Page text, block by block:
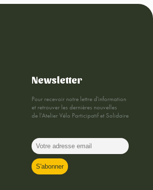
Newsletter
Pour recevoir notre lettre d'information
et retrouver les dernières nouvelles
de l'Atelier Vélo Participatif et Solidaire